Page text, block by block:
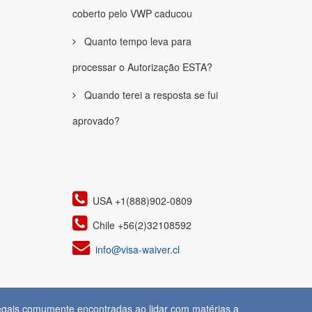
coberto pelo VWP caducou
Quanto tempo leva para
processar o Autorização ESTA?
Quando terei a resposta se fui
aprovado?
USA +1(888)902-0809
Chile +56(2)32108592
info@visa-waiver.cl
comumente encontradas ao lidar com matérias a